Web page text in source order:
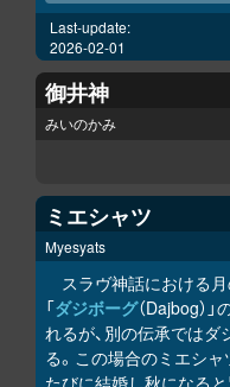
Last-update:
2026-02-01
御井神
みいのかみ
ミエシャツ
Myesyats
スラヴ神話における
「ダジボーグ（Dajbog）
れるが、別の伝承では
る。この場合のミエシ
たびに結婚し秋になる